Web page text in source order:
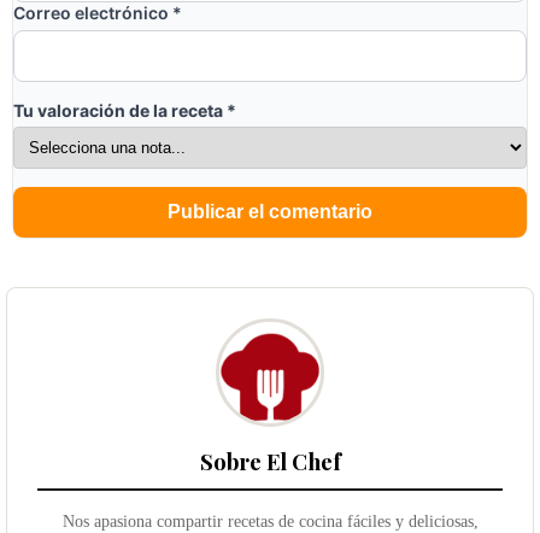
Correo electrónico *
Tu valoración de la receta *
Sobre El Chef
Nos apasiona compartir recetas de cocina fáciles y deliciosas,